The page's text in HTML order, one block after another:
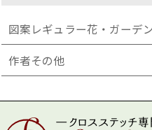
図案レギュラー花・ガーデ
作者その他